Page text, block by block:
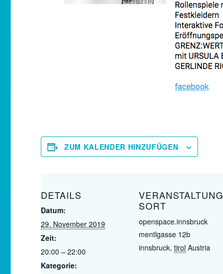
ZUM KALENDER HINZUFÜGEN
DETAILS
Datum:
29. November 2019
Zeit:
20:00 – 22:00
Kategorie:
VERANSTALTUNG
SORT
openspace.innsbruck
mentlgasse 12b
innsbruck, tirol Austria